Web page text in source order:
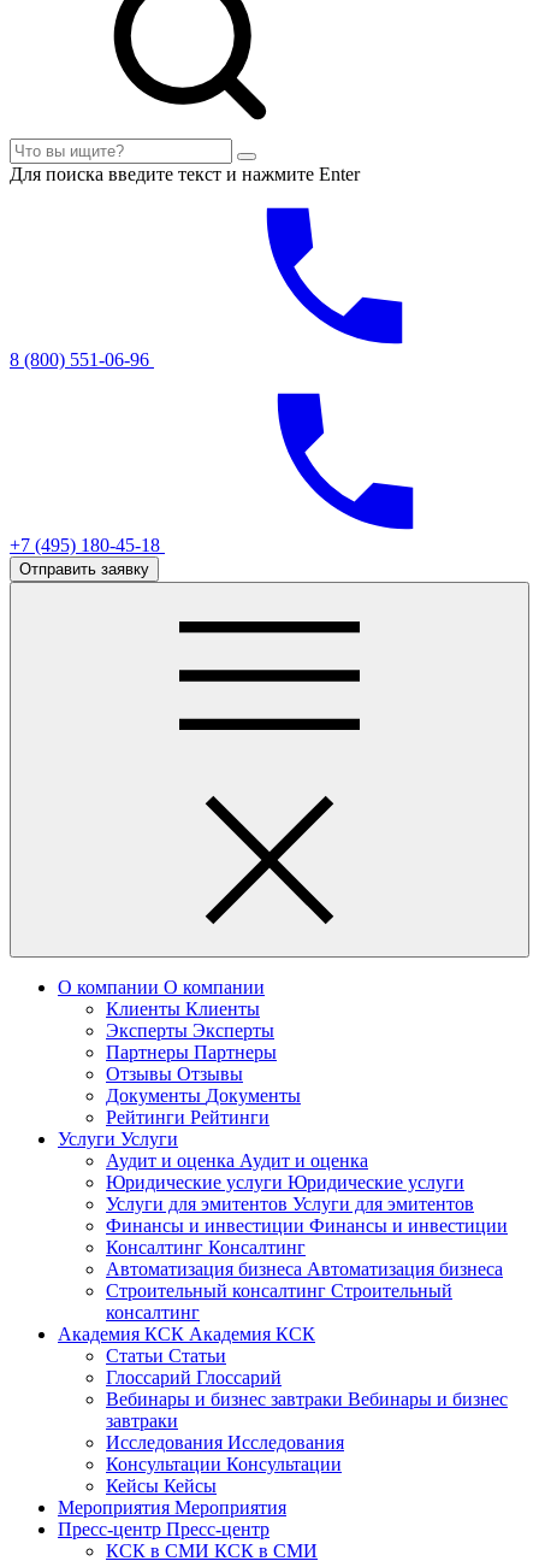
Для поиска введите текст и нажмите Enter
8 (800) 551-06-96
+7 (495) 180-45-18
Отправить заявку
О компании О компании
Клиенты Клиенты
Эксперты Эксперты
Партнеры Партнеры
Отзывы Отзывы
Документы Документы
Рейтинги Рейтинги
Услуги Услуги
Аудит и оценка Аудит и оценка
Юридические услуги Юридические услуги
Услуги для эмитентов Услуги для эмитентов
Финансы и инвестиции Финансы и инвестиции
Консалтинг Консалтинг
Автоматизация бизнеса Автоматизация бизнеса
Строительный консалтинг Строительный
консалтинг
Академия КСК Академия КСК
Статьи Статьи
Глоссарий Глоссарий
Вебинары и бизнес завтраки Вебинары и бизнес
завтраки
Исследования Исследования
Консультации Консультации
Кейсы Кейсы
Мероприятия Мероприятия
Пресс-центр Пресс-центр
КСК в СМИ КСК в СМИ